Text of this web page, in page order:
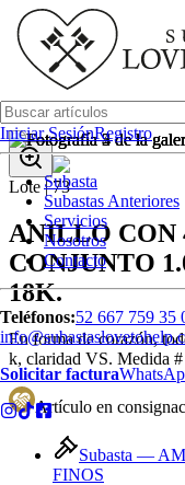
Iniciar SesiónRegistro
Subasta
Subastas Anteriores
Servicios
Nosotros
Contacto
Teléfonos:52 667 759 35
Solicitar factura
Lote |73
ANILLO CON
CONJUNTO
18K.
En forma de corazón,
k, claridad VS. Medida #
Artículo en
Subasta —
FINOS